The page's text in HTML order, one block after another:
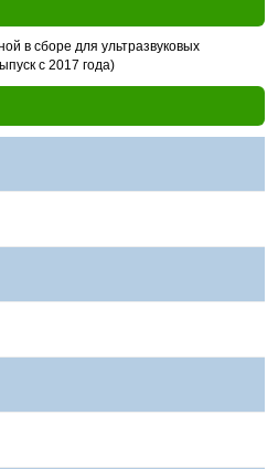
в сборе для ультразвуковых
с 2017 года)